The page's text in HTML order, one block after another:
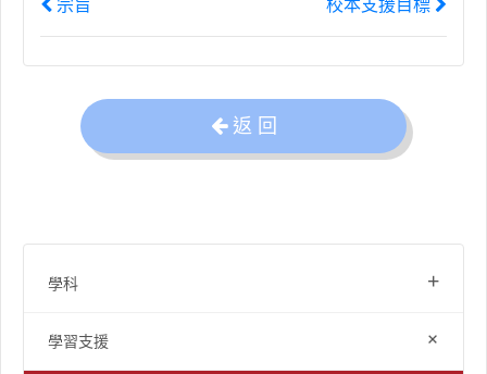
學科 +
學習支援 +
宗旨 校本支援目標
返 回